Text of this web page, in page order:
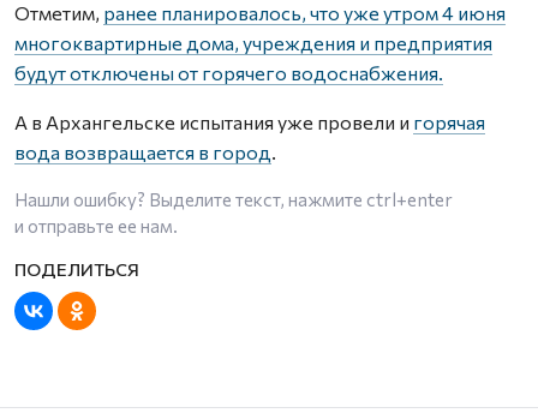
Отметим, ранее планировалось, что уже утром 4 июня
многоквартирные дома, учреждения и предприятия
будут отключены от горячего водоснабжения.
А в Архангельске испытания уже провели и горячая
вода возвращается в город.
Нашли ошибку? Выделите текст, нажмите ctrl+enter
и отправьте ее нам.